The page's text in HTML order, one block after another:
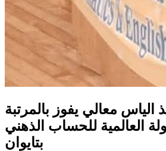
الياس معالي يفوز بالمرتبة
العالمية للحساب الذهني
بتايوان